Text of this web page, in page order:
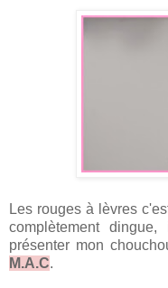
Les rouges à lèvres
complètement
présenter mon
M.A.C.